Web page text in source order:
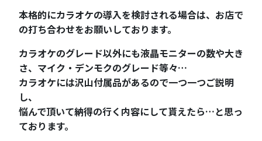
本格的にカラオケの導入を検討される場合は、お店で
の打ち合わせをお願いしております。
カラオケのグレード以外にも液晶モニターの数や大き
さ、マイク・デンモクのグレード等々…
カラオケには沢山付属品があるので一つ一つご説明
し、
悩んで頂いて納得の行く内容にして貰えたら…と思っ
ております。